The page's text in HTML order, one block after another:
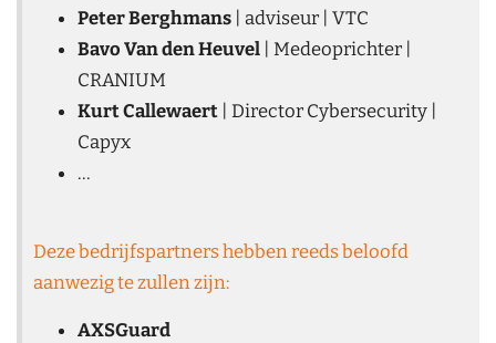
Peter Berghmans | adviseur | VTC
Bavo Van den Heuvel | Medeoprichter |
CRANIUM
Kurt Callewaert | Director Cybersecurity |
Capyx
...
Deze bedrijfspartners hebben reeds beloofd
aanwezig te zullen zijn:
AXSGuard